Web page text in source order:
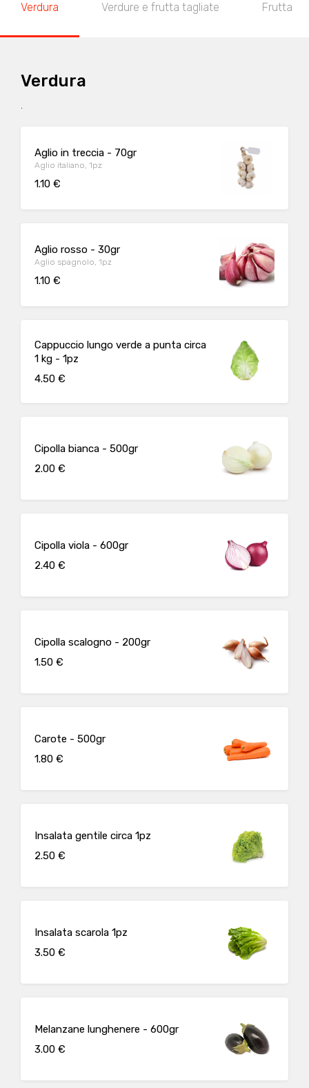
Verdura Verdure e frutta tagliate Frutta
Verdura
.
Aglio in treccia - 70gr
Aglio italiano, 1pz
1.10 €
Aglio rosso - 30gr
Aglio spagnolo, 1pz
1.10 €
Cappuccio lungo verde a punta circa
1 kg - 1pz
4.50 €
Cipolla bianca - 500gr
2.00 €
Cipolla viola - 600gr
2.40 €
Cipolla scalogno - 200gr
1.50 €
Carote - 500gr
1.80 €
Insalata gentile circa 1pz
2.50 €
Insalata scarola 1pz
3.50 €
Melanzane lunghenere - 600gr
3.00 €